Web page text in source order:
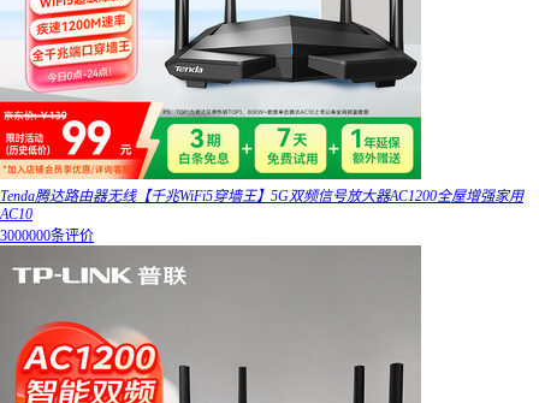
Tenda腾达路由器无线【千兆WiFi5穿墙王】5G双频信号放大器AC1200全屋增强家用
AC10
3000000条评价